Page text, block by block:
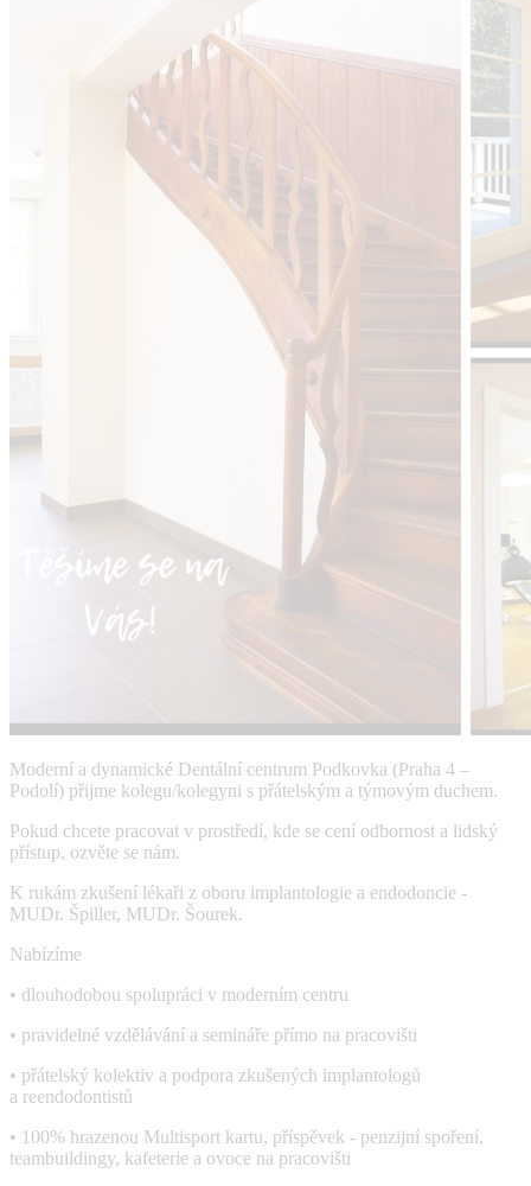
Moderní a dynamické Dentální centrum Podkovka (Praha 4 –
Podolí) přijme kolegu/kolegyni s přátelským a týmovým duchem.
Pokud chcete pracovat v prostředí, kde se cení odbornost a lidský
přístup, ozvěte se nám.
K rukám zkušení lékaři z oboru implantologie a endodoncie -
MUDr. Špiller, MUDr. Šourek.
Nabízíme
• dlouhodobou spolupráci v moderním centru
• pravidelné vzdělávání a semináře přímo na pracovišti
• přátelský kolektiv a podpora zkušených implantologů
a reendodontistů
• 100% hrazenou Multisport kartu, příspěvek - penzijní spoření,
teambuildingy, kafeterie a ovoce na pracovišti